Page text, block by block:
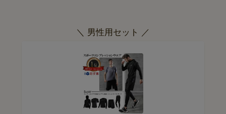
＼ 男性用セット ／